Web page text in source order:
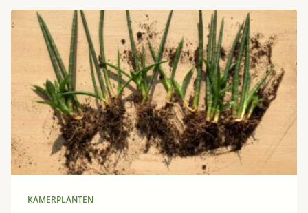
KAMERPLANTEN